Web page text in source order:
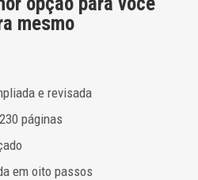
mesmo
e revisada
páginas
em oito passos